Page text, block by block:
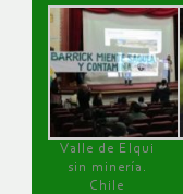
Valle de Elqui
sin minería.
Chile